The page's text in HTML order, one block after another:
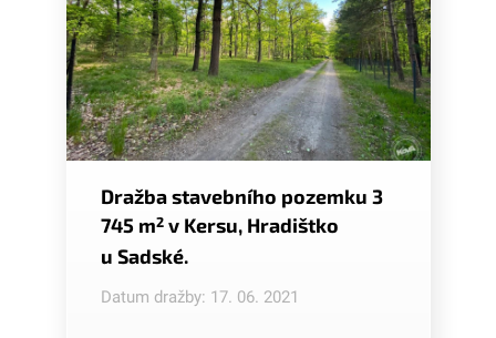
Dražba stavebního pozemku 3
745 m2v Kersu, Hradištko
u Sadské.
Datum dražby: 17. 06. 2021